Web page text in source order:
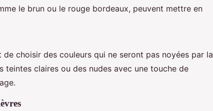
le brun ou le rouge bordeaux, peuvent mettre en
choisir des couleurs qui ne seront pas noyées par la
teintes claires ou des nudes avec une touche de